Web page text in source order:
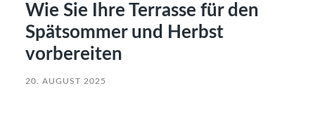
Wie Sie Ihre Terrasse für den
Spätsommer und Herbst
vorbereiten
20. AUGUST 2025